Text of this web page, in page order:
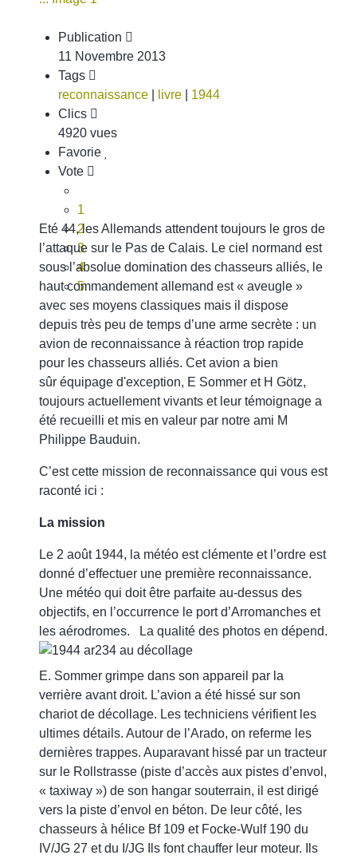
Publication
11 Novembre 2013
Tags
reconnaissance
livre
1944
Clics
4920 vues
Favorie
Vote
1
2
3
4
5
Eté 44, les Allemands attendent toujours le gros de
l’attaque sur le Pas de Calais. Le ciel normand est
sous l’absolue domination des chasseurs alliés, le
haut commandement allemand est « aveugle »
avec ses moyens classiques mais il dispose
depuis très peu de temps d’une arme secrète : un
avion de reconnaissance à réaction trop rapide
pour les chasseurs alliés. Cet avion a bien
sûr équipage d'exception, E Sommer et H Götz,
toujours actuellement vivants et leur témoignage a
été recueilli et mis en valeur par notre ami M
Philippe Bauduin.
C’est cette mission de reconnaissance qui vous est
raconté ici :
La mission
Le 2 août 1944, la météo est clémente et l’ordre est
donné d’effectuer une première reconnaissance.
Une météo qui doit être parfaite au-dessus des
objectifs, en l’occurrence le port d’Arromanches et
les aérodromes.
La qualité des photos en dépend.
E. Sommer grimpe dans son appareil par la
verrière avant droit. L’avion a été hissé sur son
chariot de décollage. Les techniciens vérifient les
ultimes détails. Autour de l’Arado, on referme les
dernières trappes. Auparavant hissé par un tracteur
sur le Rollstrasse (piste d’accès aux pistes d’envol,
« taxiway ») de son hangar souterrain, il est dirigé
vers la piste d’envol en béton. De leur côté, les
chasseurs à hélice Bf 109 et Focke-Wulf 190 du
IV/JG 27 et du I/JG Ils font chauffer leur moteur. Ils